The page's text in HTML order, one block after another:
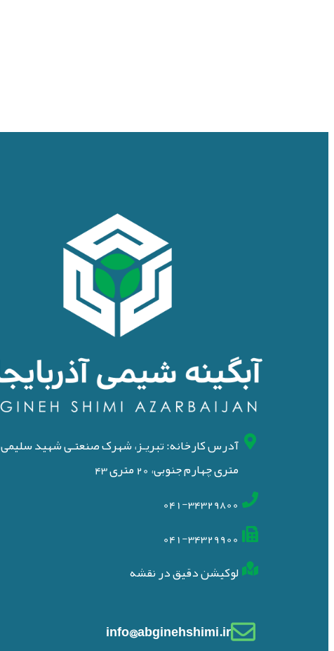
متری چهارم جنوبی، 20 متری 43
041-34329800
041-34329900
لوکیشن دقیق در نقشه
info@abginehshimi.ir